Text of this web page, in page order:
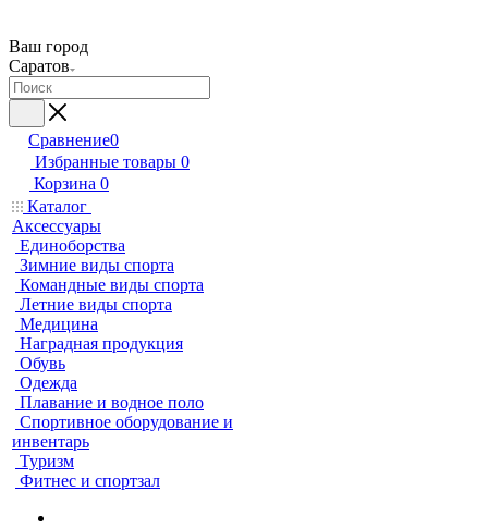
Ваш город
Саратов
Сравнение0
Избранные товары 0
Корзина 0
Каталог
Аксессуары
Единоборства
Зимние виды спорта
Командные виды спорта
Летние виды спорта
Медицина
Наградная продукция
Обувь
Одежда
Плавание и водное поло
Спортивное оборудование и
инвентарь
Туризм
Фитнес и спортзал